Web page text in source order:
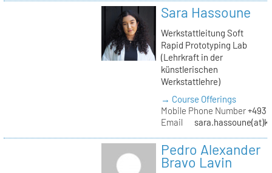
Sara Hassoune
Werkstattleitung Soft
Rapid Prototyping Lab
(Lehrkraft in der
künstlerischen
Werkstattlehre)
→ Course Offerings
Mobile Phone Number
Email
Pedro Alexander
Bravo Lavin